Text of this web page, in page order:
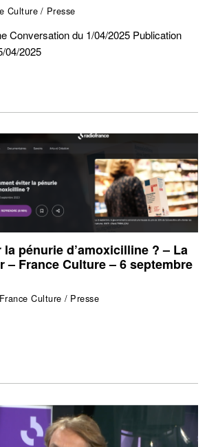
Culture / Presse
Conversation du 1/04/2025 Publication
04/2025
pénurie d’amoxicilline ? – La
– France Culture – 6 septembre
France Culture / Presse